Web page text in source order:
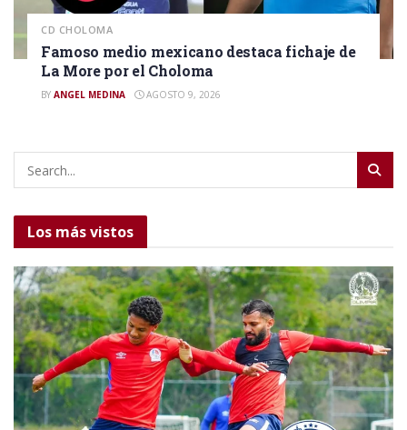
CD CHOLOMA
Famoso medio mexicano destaca fichaje de
La More por el Choloma
BY ANGEL MEDINA AGOSTO 9, 2026
Los más vistos